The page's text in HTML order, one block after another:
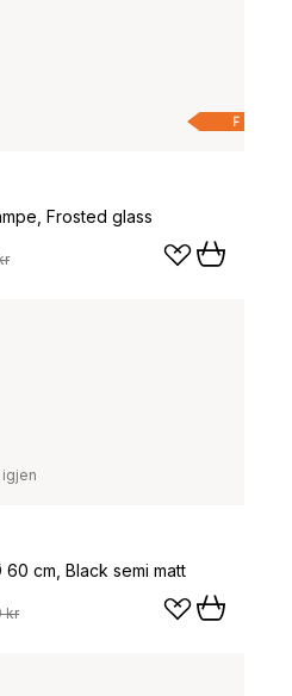
F
Frosted glass
cm, Black semi matt
kr